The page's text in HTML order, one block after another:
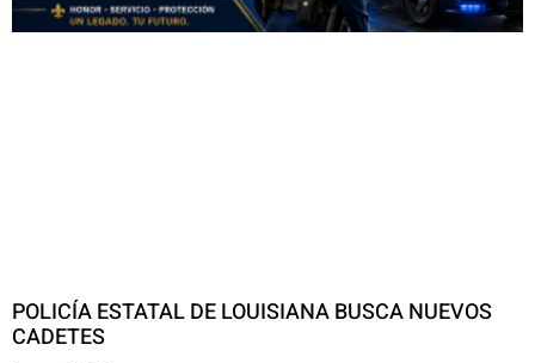
POLICÍA ESTATAL DE LOUISIANA BUSCA NUEVOS
CADETES